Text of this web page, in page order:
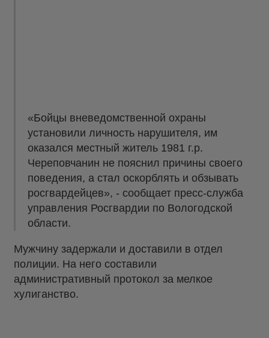
«Бойцы вневедомственной охраны
установили личность нарушителя, им
оказался местный житель 1981 г.р.
Череповчанин не пояснил причины своего
поведения, а стал оскорблять и обзывать
росгвардейцев», - сообщает пресс-служба
управления Росгвардии по Вологодской
области.
Мужчину задержали и доставили в отдел
полиции. На него составили
административный протокол за мелкое
хулиганство.